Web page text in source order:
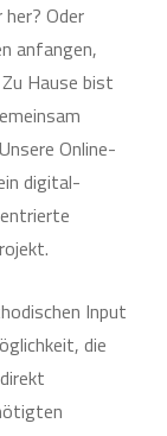
Oder
anfangen,
Hause bist
Online-
digital-
Input
die